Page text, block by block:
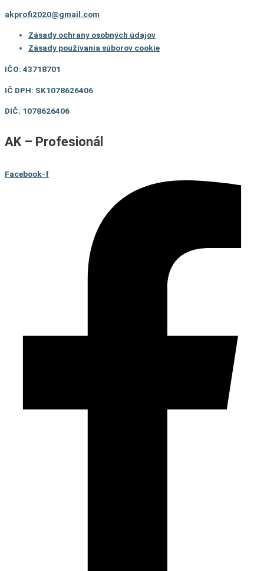
akprofi2020@gmail.com
Zásady ochrany osobných údajov
Zásady používania súborov cookie
IČO: 43718701
IČ DPH: SK1078626406
DIČ: 1078626406
AK – Profesionál
Facebook-f